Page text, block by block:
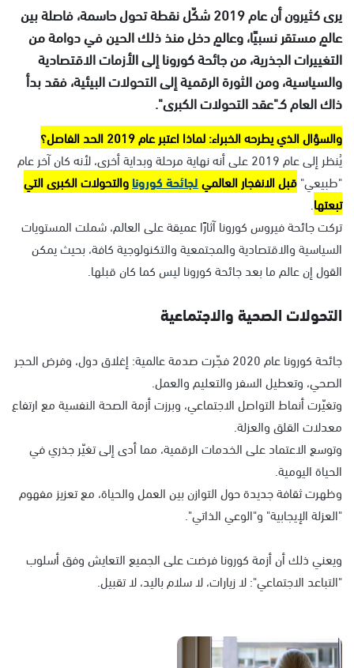
يرى كثيرون أن عام 2019 شكّل نقطة تحول حاسمة، فاصلة بين
عالمٍ مستقر نسبيًا، وعالمٍ دخل منذ ذلك الحين في دوامة من
التغييرات الجذرية، من جائحة كورونا إلى الأزمات الاقتصادية
والسياسية، ومن الثورة الرقمية إلى التحولات البيئية، فقد بدأ
ذاك العام كـ"عقد التحولات الكبرى".
والسؤال الذي يطرحه الخبراء: لماذا اعتبر عام 2019 الحد الفاصل؟
يُنظر إلى عام 2019 على أنه نهاية مرحلة وبداية أخرى، لأنه كان آخر عام
"طبيعي"قبل الانفجار العالميلجائحة كوروناوالتحولات الكبرى التي
تبعتها.
تركت جائحة فيروس كورونا آثارًا عميقة على العالم، شملت المستويات
السياسية والاقتصادية والمجتمعية والتكنولوجية كافة، بحيث يمكن
القول إن عالم ما بعد جائحة كورونا ليس كما كان قبلها.
التحولات الصحية والاجتماعية
جائحة كورونا عام 2020 فجّرت صدمة عالمية: إغلاق دول، وفرض الحجر
الصحي، وتعطيل السفر والتعليم والعمل.
وتغيّرت أنماط التواصل الاجتماعي، وبرزت أزمة الصحة النفسية مع ارتفاع
معدلات القلق والعزلة.
وتوسع الاعتماد على الخدمات الرقمية، مما أدى إلى تغيّر جذري في
الحياة اليومية.
وظهرت ثقافة جديدة حول التوازن بين العمل والحياة، مع تعزيز مفهوم
"العزلة الإيجابية" و"الوعي الذاتي".
ويعني ذلك أن أزمة كورونا فرضت على الجميع التعايش وفق أسلوب
"التباعد الاجتماعي": لا زيارات، لا سلام باليد، لا تقبيل.